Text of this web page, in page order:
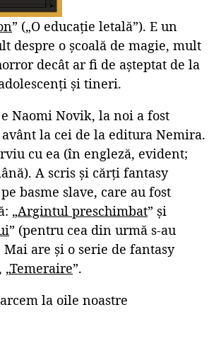
” („O educație letală”). E un
despre o școală de magie, mult
decât ar fi de așteptat de la
și tineri.
Naomi Novik, la noi a fost
la cei de la editura Nemira.
cu ea (în engleză, evident;
A scris și cărți fantasy
basme slave, care au fost
„Argintul preschimbat” și
” (pentru cea din urmă s-au
are și o serie de fantasy
Temeraire”.
la oile noastre